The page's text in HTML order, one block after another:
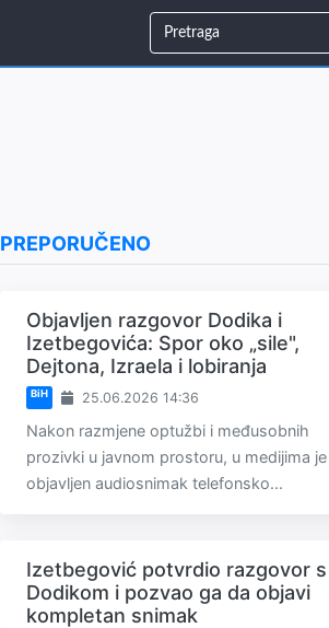
PREPORUČENO
Objavljen razgovor Dodika i
Izetbegovića: Spor oko „sile",
Dejtona, Izraela i lobiranja
BiH 25.06.2026 14:36
Nakon razmjene optužbi i međusobnih
prozivki u javnom prostoru, u medijima je
objavljen audiosnimak telefonsko...
Izetbegović potvrdio razgovor s
Dodikom i pozvao ga da objavi
kompletan snimak